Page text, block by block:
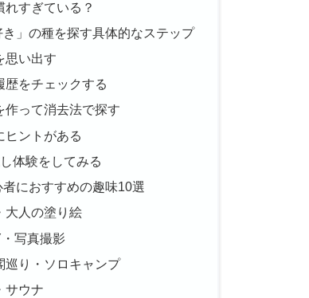
すぎている？
」の種を探す具体的なステップ
思い出す
歴をチェックする
作って消去法で探す
ヒントがある
体験をしてみる
におすすめの趣味10選
大人の塗り絵
写真撮影
巡り・ソロキャンプ
サウナ